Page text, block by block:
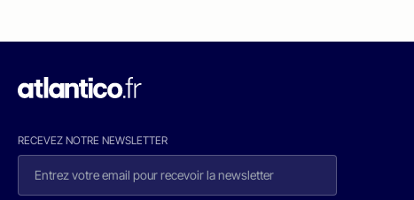
RECEVEZ NOTRE NEWSLETTER